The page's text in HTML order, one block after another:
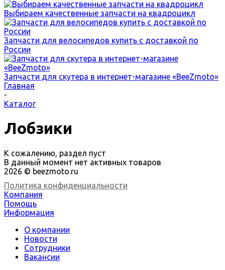
Выбираем качественные запчасти на квадроцикл
Запчасти для велосипедов купить с доставкой по
России
Запчасти для скутера в интернет-магазине «BeeZmoto»
Главная
-
Каталог
Лобзики
К сожалению, раздел пуст
В данный момент нет активных товаров
2026 © beezmoto.ru
Политика конфиденциальности
Компания
Помощь
Информация
О компании
Новости
Сотрудники
Вакансии